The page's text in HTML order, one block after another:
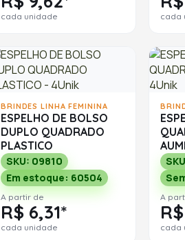
cada unidade cada
BRINDES LINHA FEMININA
ESPELHO DE BOLSO
DUPLO QUADRADO
PLASTICO
SKU: 09810
Em estoque: 60504
A partir de
R$ 6,31*
cada unidade
A
cada